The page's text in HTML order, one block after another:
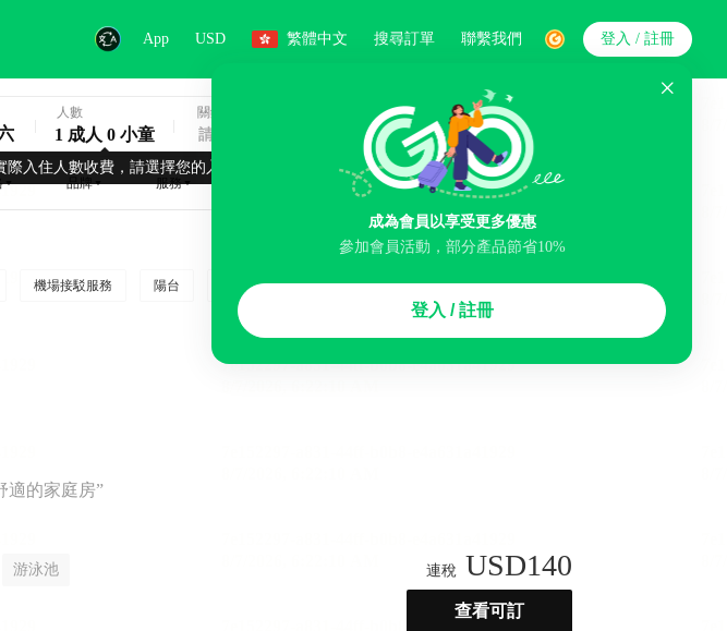
App USD 繁體中文 搜尋訂單 聯繫我們
成為會員以享受更多優惠
參加會員活動，部分產品節省10%
登入 / 註冊
登入 / 註冊
際入住人數收費，請選擇您的入住人數
人數
1 成人 0 小童
關鍵字
搜索
品牌 服務
機場接駁服務 陽台 行李寄存服務 免費取消 民宿 泊車場
智能排序
適的家庭房”
游泳池 連稅 USD140
查看可訂